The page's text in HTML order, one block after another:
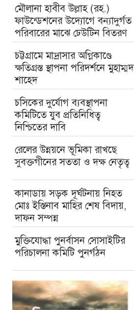
মৌলানা হাবীব উল্লাহ (রহ.)
ফাউন্ডেশনের উদ্যোগে বন্যাদুর্গত
পরিবারের মাঝে ঢেউটিন বিতরণ
চট্টগ্রামে মাদ্রাসার অগ্নিকাণ্ডে
ক্ষতিগ্রস্ত স্থাপনা পরিদর্শনে মুহাম্মদ
শাহেদ
চসিকের দুর্যোগ ব্যবস্থাপনা
কমিটিতে যুব প্রতিনিধিত্ব
নিশ্চিতের দাবি
রেলের উন্নয়নে ভূমিকা রাখছে
সুবক্তগীনের সততা ও দক্ষ নেতৃত্ব
কানাডায় সড়ক দূর্ঘটনায় নিহত
মোঃ ইস্তিনাব মাহির শেষ বিদায়,
দাফন সম্পন্ন
মুক্তিযোদ্ধা পুনর্বাসন সোসাইটির
পরিচালনা কমিটি পুনর্গঠন